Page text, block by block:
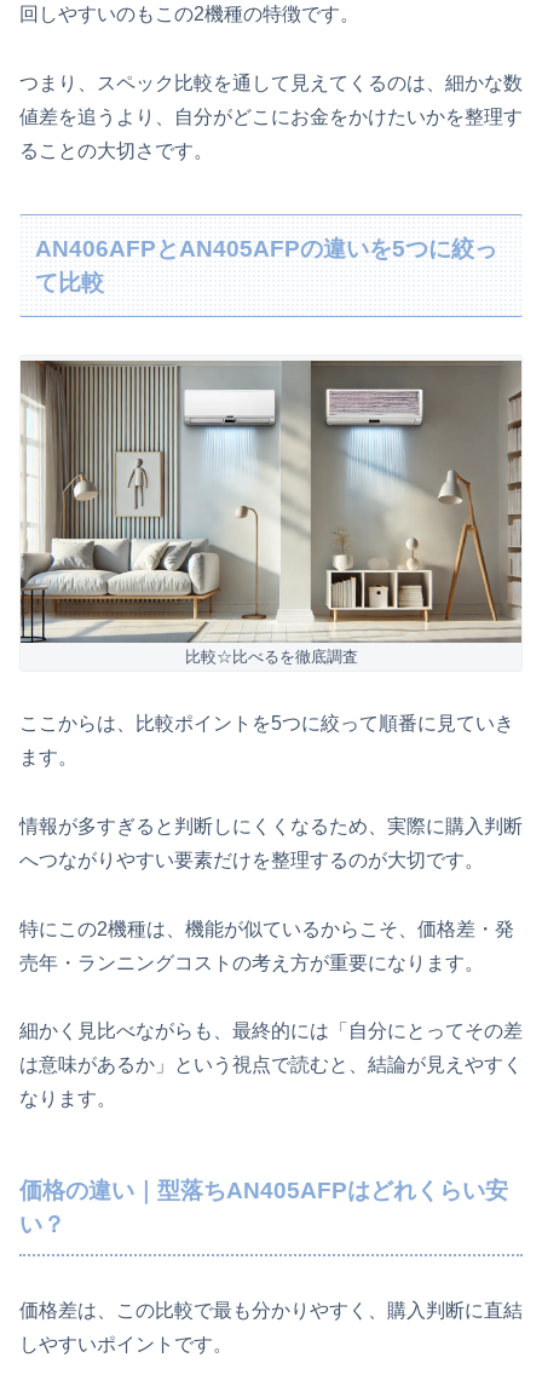
回しやすいのもこの2機種の特徴です。
つまり、スペック比較を通して見えてくるのは、細かな数
値差を追うより、自分がどこにお金をかけたいかを整理す
ることの大切さです。
AN406AFPとAN405AFPの違いを5つに絞っ
て比較
比較☆比べるを徹底調査
ここからは、比較ポイントを5つに絞って順番に見ていき
ます。
情報が多すぎると判断しにくくなるため、実際に購入判断
へつながりやすい要素だけを整理するのが大切です。
特にこの2機種は、機能が似ているからこそ、価格差・発
売年・ランニングコストの考え方が重要になります。
細かく見比べながらも、最終的には「自分にとってその差
は意味があるか」という視点で読むと、結論が見えやすく
なります。
価格の違い｜型落ちAN405AFPはどれくらい安
い？
価格差は、この比較で最も分かりやすく、購入判断に直結
しやすいポイントです。